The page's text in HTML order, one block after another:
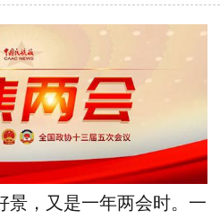
景，又是一年两会时。一